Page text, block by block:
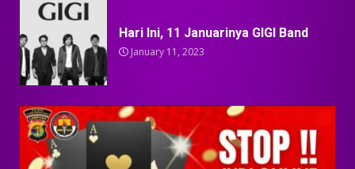
Hari Ini, 11 Januarinya GIGI Band
January 11, 2023